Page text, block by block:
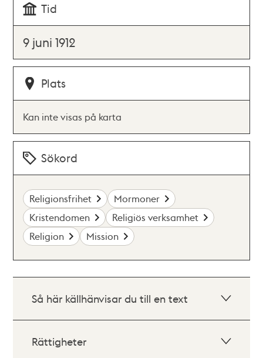
Tid
9 juni 1912
Plats
Kan inte visas på karta
Sökord
Religionsfrihet
Mormoner
Kristendomen
Religiös verksamhet
Religion
Mission
Så här källhänvisar du till en text
Rättigheter